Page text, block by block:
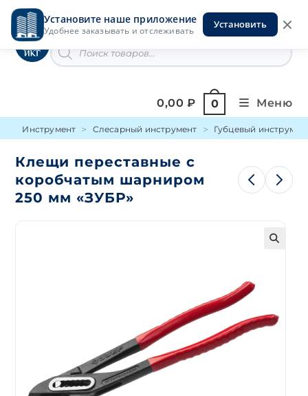
Установите наше приложение
Удобнее заказывать и отслеживать
Установить
Перейти
содержимомуИнструменты на Горской
товаров
0,00₽ 0 Меню
Инструмент Слесарный инструмент Губцевый
Клещи переставные с
коробчатым шарниром
250 мм «ЗУБР»